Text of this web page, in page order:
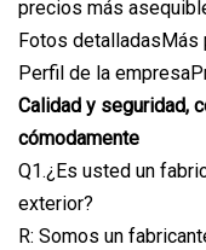
precios más
Fotos detalladasMás
Perfil de la
Calidad y seguridad,
cómodamente
Q1.¿Es usted un
exterior?
R: Somos un